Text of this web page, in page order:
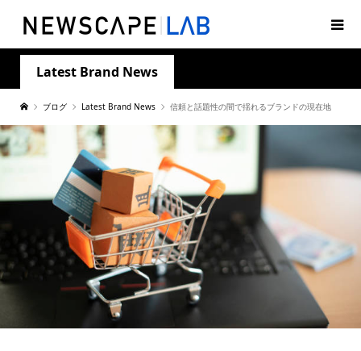
Latest Brand News
ブログ Latest Brand News 信頼と話題性の間で揺れるブランドの現在地